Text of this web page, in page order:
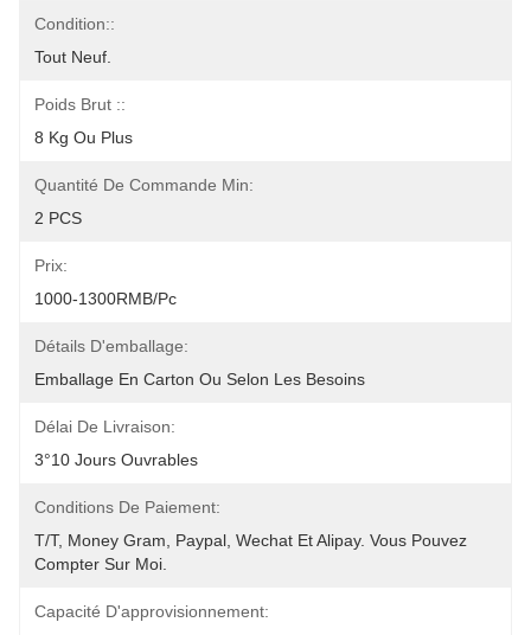
Condition::
Tout Neuf.
Poids Brut ::
8 Kg Ou Plus
Quantité De Commande Min:
2 PCS
Prix:
1000-1300RMB/Pc
Détails D'emballage:
Emballage En Carton Ou Selon Les Besoins
Délai De Livraison:
3°10 Jours Ouvrables
Conditions De Paiement:
T/T, Money Gram, Paypal, Wechat Et Alipay. Vous Pouvez
Compter Sur Moi.
Capacité D'approvisionnement: